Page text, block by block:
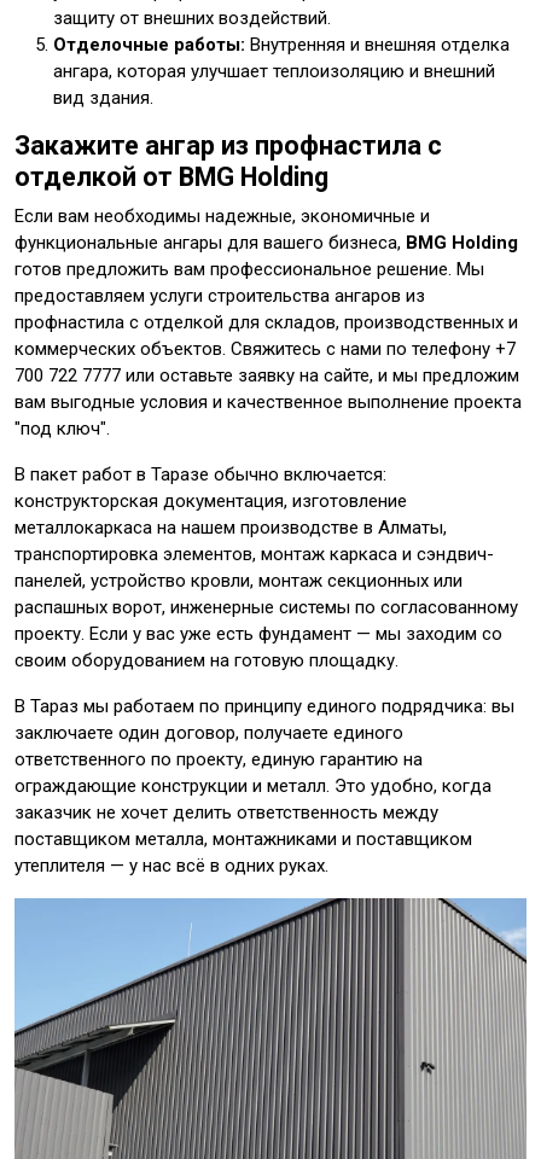
защиту от внешних воздействий.
Отделочные работы: Внутренняя и внешняя отделка
ангара, которая улучшает теплоизоляцию и внешний
вид здания.
Закажите ангар из профнастила с
отделкой от BMG Holding
Если вам необходимы надежные, экономичные и
функциональные ангары для вашего бизнеса, BMG Holding
готов предложить вам профессиональное решение. Мы
предоставляем услуги строительства ангаров из
профнастила с отделкой для складов, производственных и
коммерческих объектов. Свяжитесь с нами по телефону +7
700 722 7777 или оставьте заявку на сайте, и мы предложим
вам выгодные условия и качественное выполнение проекта
"под ключ".
В пакет работ в Таразе обычно включается:
конструкторская документация, изготовление
металлокаркаса на нашем производстве в Алматы,
транспортировка элементов, монтаж каркаса и сэндвич-
панелей, устройство кровли, монтаж секционных или
распашных ворот, инженерные системы по согласованному
проекту. Если у вас уже есть фундамент — мы заходим со
своим оборудованием на готовую площадку.
В Тараз мы работаем по принципу единого подрядчика: вы
заключаете один договор, получаете единого
ответственного по проекту, единую гарантию на
ограждающие конструкции и металл. Это удобно, когда
заказчик не хочет делить ответственность между
поставщиком металла, монтажниками и поставщиком
утеплителя — у нас всё в одних руках.